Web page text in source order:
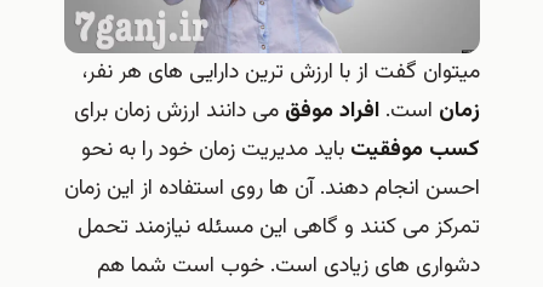
میتوان گفت از با ارزش ترین دارایی های هر نفر،
زمان است.افراد موفق می دانند ارزش زمان برای
کسب موفقیت باید مدیریت زمان خود را به نحو
احسن انجام دهند. آن ها روی استفاده از این زمان
تمرکز می کنند و گاهی این مسئله نیازمند تحمل
دشواری های زیادی است. خوب است شما هم